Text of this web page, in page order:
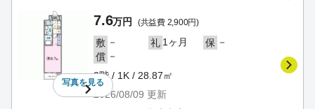
写真を見る
7.6万円 (共益費 2,900円)
敷 － 礼 1ヶ月 保 －
償 －
2階 / 1K / 28.87㎡
2026/08/09 更新